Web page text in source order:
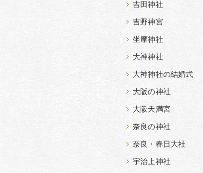
吉田神社
吉野神宮
坐摩神社
大神神社
大神神社の結婚式
大阪の神社
大阪天満宮
奈良の神社
奈良・春日大社
宇治上神社